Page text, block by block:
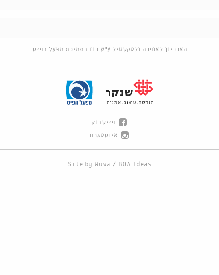
הארכיון לאופנה ולטקסטיל ע"ש רוז בתמיכת מפעל הפיס
פייסבוק
אינסטגרם
Site by Wuwa / BOA Ideas